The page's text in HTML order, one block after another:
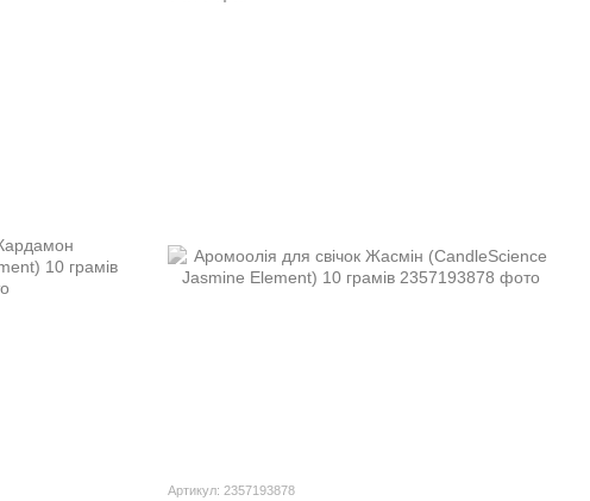
Артикул: 2357193878